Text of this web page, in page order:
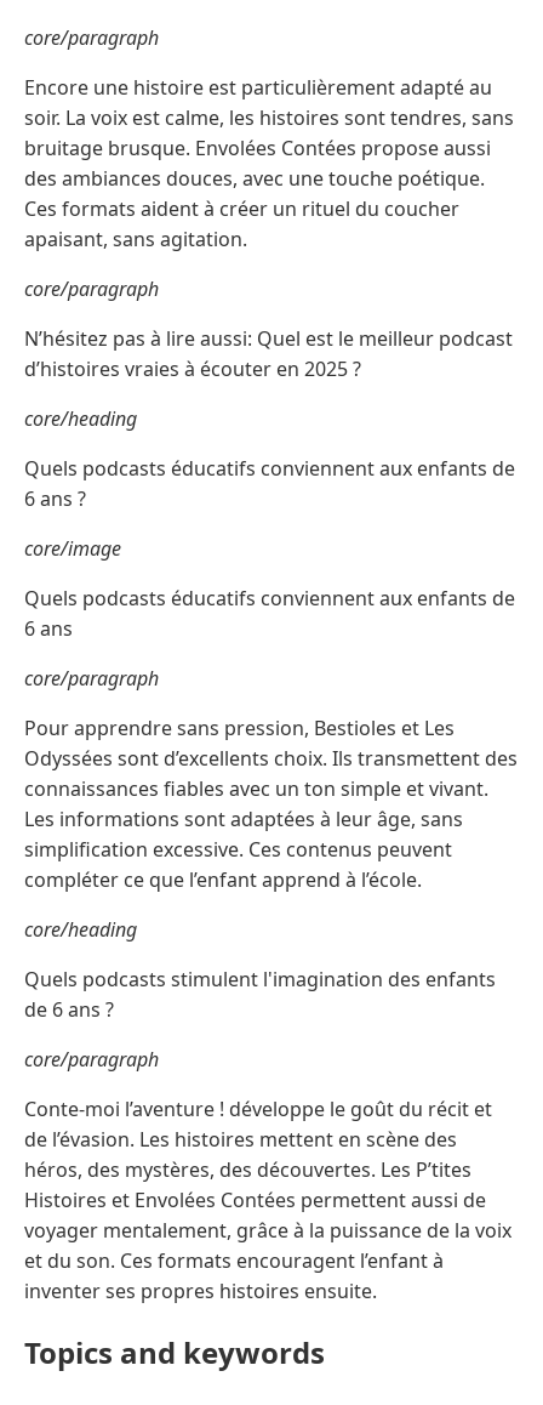
core/paragraph
Encore une histoire est particulièrement adapté au
soir. La voix est calme, les histoires sont tendres, sans
bruitage brusque. Envolées Contées propose aussi
des ambiances douces, avec une touche poétique.
Ces formats aident à créer un rituel du coucher
apaisant, sans agitation.
core/paragraph
N’hésitez pas à lire aussi: Quel est le meilleur podcast
d’histoires vraies à écouter en 2025 ?
core/heading
Quels podcasts éducatifs conviennent aux enfants de
6 ans ?
core/image
Quels podcasts éducatifs conviennent aux enfants de
6 ans
core/paragraph
Pour apprendre sans pression, Bestioles et Les
Odyssées sont d’excellents choix. Ils transmettent des
connaissances fiables avec un ton simple et vivant.
Les informations sont adaptées à leur âge, sans
simplification excessive. Ces contenus peuvent
compléter ce que l’enfant apprend à l’école.
core/heading
Quels podcasts stimulent l'imagination des enfants
de 6 ans ?
core/paragraph
Conte-moi l’aventure ! développe le goût du récit et
de l’évasion. Les histoires mettent en scène des
héros, des mystères, des découvertes. Les P’tites
Histoires et Envolées Contées permettent aussi de
voyager mentalement, grâce à la puissance de la voix
et du son. Ces formats encouragent l’enfant à
inventer ses propres histoires ensuite.
Topics and keywords